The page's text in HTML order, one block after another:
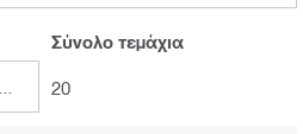
Σύνολο τεμάχια
20